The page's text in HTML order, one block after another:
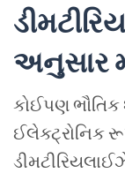
અનુસાર
કોઈપણ
ઈલેક્ટ્રોનિક